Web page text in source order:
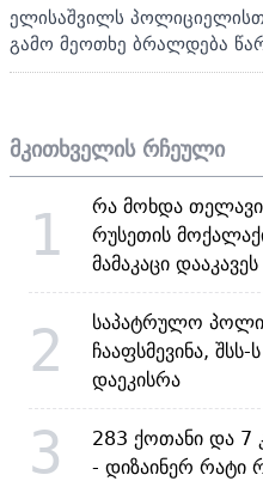
ელისაშვილს
გამო მეოთხე ბრალდება
მკითხველის რჩეული
1
რა მოხდა
რუსეთის
მამაკაცი დააკავეს
2
საპატრულო
ჩააფსმევინა,
დაეკისრა
3
283 ქოთანი და 7
- დიზაინერ რატი